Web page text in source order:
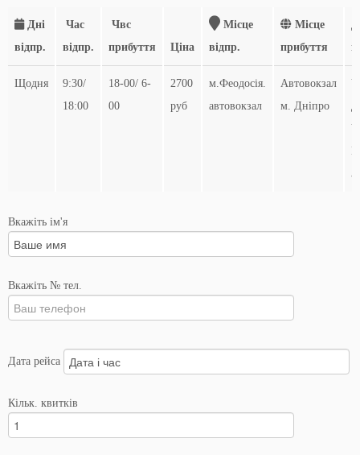
Дні
відпр.
Час
відпр.
Чвс
прибуття
Ціна
Місце
відпр.
Місце
прибуття
Щодня
9:30/
18:00
18-00/ 6-
00
2700
руб
м.Феодосія.
автовокзал
Автовокзал
м. Дніпро
Вкажіть ім'я
Вкажіть № тел.
Дата рейса
Кільк. квитків